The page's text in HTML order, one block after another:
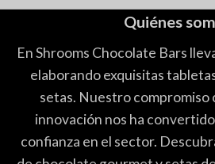
Quiénes
En Shrooms Chocolate Bars
elaborando exquisitas
setas. Nuestro compromiso
innovación nos ha
confianza en el sector.